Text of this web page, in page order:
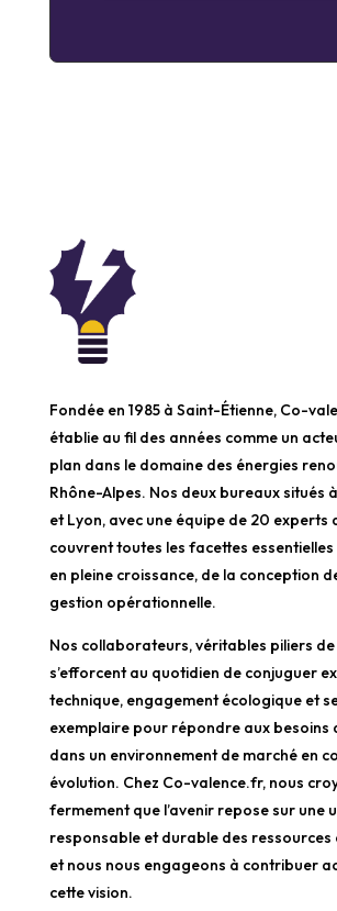
Fondée en 1985 à Saint-Étienne, Co-
établie au fil des années comme un
plan dans le domaine des énergies
Rhône-Alpes. Nos deux bureaux situés
et Lyon, avec une équipe de 20 experts
couvrent toutes les facettes
en pleine croissance, de la conception
gestion opérationnelle.
Nos collaborateurs, véritables piliers
s’efforcent au quotidien de conjuguer
technique, engagement écologique et
exemplaire pour répondre aux besoins
dans un environnement de marché en
évolution. Chez Co-valence.fr, nous
fermement que l’avenir repose sur une
responsable et durable des ressources
et nous nous engageons à contribuer
cette vision.